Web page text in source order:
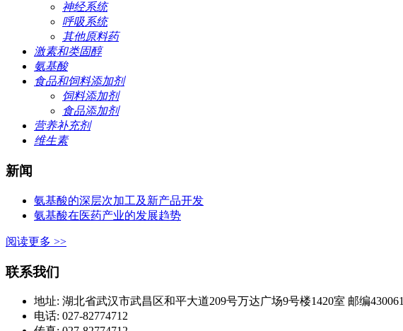
神经系统
呼吸系统
其他原料药
激素和类固醇
氨基酸
食品和饲料添加剂
饲料添加剂
食品添加剂
营养补充剂
维生素
新闻
氨基酸的深层次加工及新产品开发
氨基酸在医药产业的发展趋势
阅读更多 >>
联系我们
地址: 湖北省武汉市武昌区和平大道209号万达广场9号楼1420室 邮编430061
电话: 027-82774712